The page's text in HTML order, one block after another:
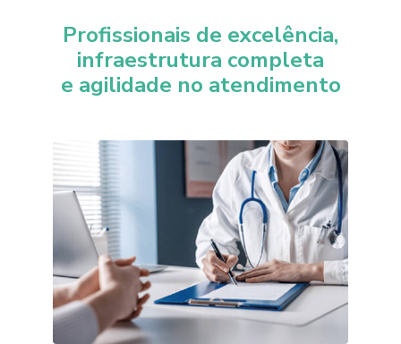
Profissionais de excelência,
infraestrutura completa
e agilidade no atendimento